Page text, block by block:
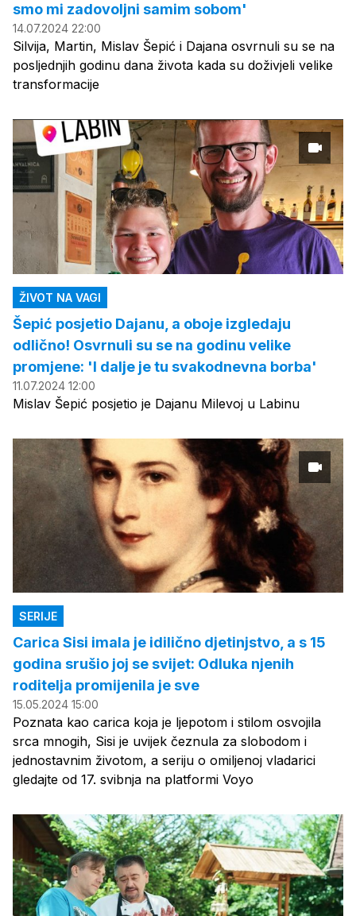
smo mi zadovoljni samim sobom'
14.07.2024 22:00
Silvija, Martin, Mislav Šepić i Dajana osvrnuli su se na
posljednjih godinu dana života kada su doživjeli velike
transformacije
ŽIVOT NA VAGI
Šepić posjetio Dajanu, a oboje izgledaju
odlično! Osvrnuli su se na godinu velike
promjene: 'I dalje je tu svakodnevna borba'
11.07.2024 12:00
Mislav Šepić posjetio je Dajanu Milevoj u Labinu
SERIJE
Carica Sisi imala je idilično djetinjstvo, a s 15
godina srušio joj se svijet: Odluka njenih
roditelja promijenila je sve
15.05.2024 15:00
Poznata kao carica koja je ljepotom i stilom osvojila
srca mnogih, Sisi je uvijek čeznula za slobodom i
jednostavnim životom, a seriju o omiljenoj vladarici
gledajte od 17. svibnja na platformi Voyo